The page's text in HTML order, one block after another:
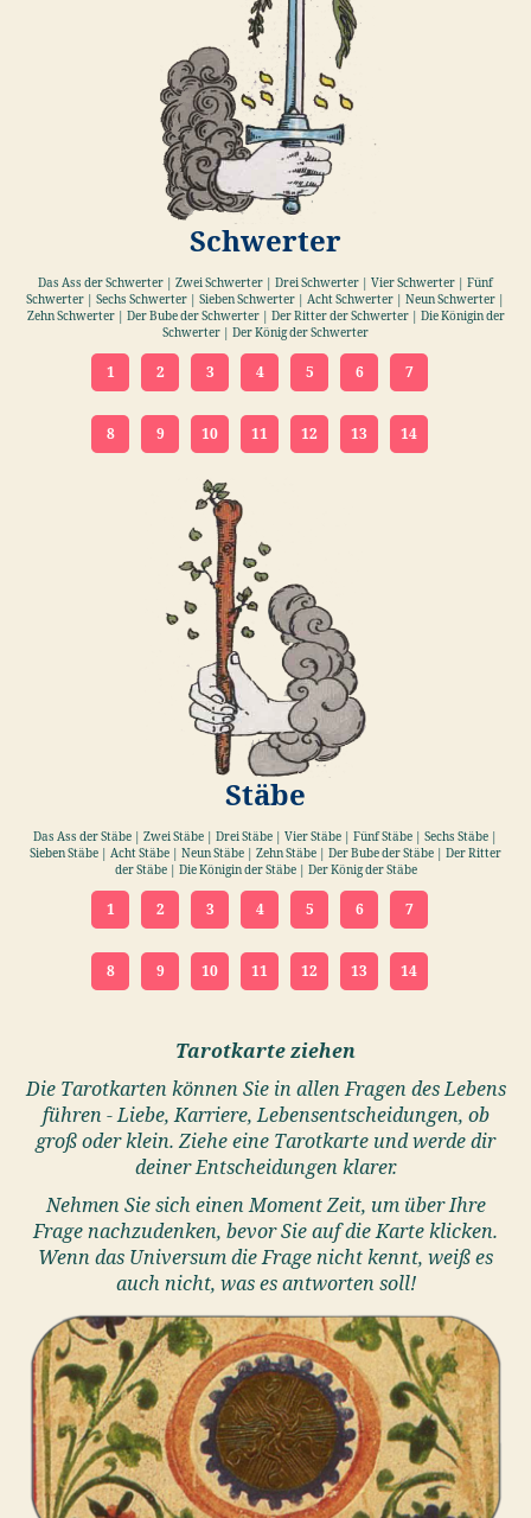
Schwerter
Das Ass der Schwerter | Zwei Schwerter | Drei Schwerter | Vier Schwerter | Fünf
Schwerter | Sechs Schwerter | Sieben Schwerter | Acht Schwerter | Neun Schwerter |
Zehn Schwerter | Der Bube der Schwerter | Der Ritter der Schwerter | Die Königin der
Schwerter | Der König der Schwerter
1 2 3 4 5 6 7
8 9 10 11 12 13 14
Stäbe
Das Ass der Stäbe | Zwei Stäbe | Drei Stäbe | Vier Stäbe | Fünf Stäbe | Sechs Stäbe |
Sieben Stäbe | Acht Stäbe | Neun Stäbe | Zehn Stäbe | Der Bube der Stäbe | Der Ritter
der Stäbe | Die Königin der Stäbe | Der König der Stäbe
1 2 3 4 5 6 7
8 9 10 11 12 13 14
Tarotkarte ziehen
Die Tarotkarten können Sie in allen Fragen des Lebens
führen - Liebe, Karriere, Lebensentscheidungen, ob
groß oder klein. Ziehe eine Tarotkarte und werde dir
deiner Entscheidungen klarer.
Nehmen Sie sich einen Moment Zeit, um über Ihre
Frage nachzudenken, bevor Sie auf die Karte klicken.
Wenn das Universum die Frage nicht kennt, weiß es
auch nicht, was es antworten soll!